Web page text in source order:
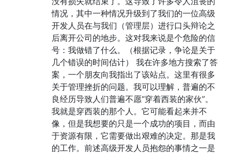
情况，其中一种情况升级到了我们的一位高级
开发人员在与我们（管理层）进行口头辩论之
后离开公司的地步。这对我来说是个危险的信
号：我做错了什么。（根据记录，争论是关于
几个错误的时间估计） 我在许多地方搜索了答
案，一个朋友向我指出了该站点。这里有很多
关于管理挫折的问题。我可以理解，普遍的不
良经历导致人们普遍不愿“穿着西装的家伙”。
我就是穿西装的那个人。它可能看起来并不
像，但是我想要的只是一个成功的项目，而由
于资源有限，它需要做出艰难的决定。那是我
的工作。前述高级开发人员抱怨的事情之一是